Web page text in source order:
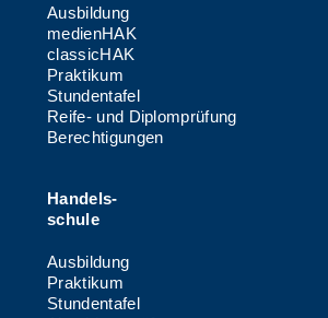
Ausbildung
medienHAK
classicHAK
Praktikum
Stundentafel
Reife- und Diplomprüfung
Berechtigungen
Handels-
schule
Ausbildung
Praktikum
Stundentafel